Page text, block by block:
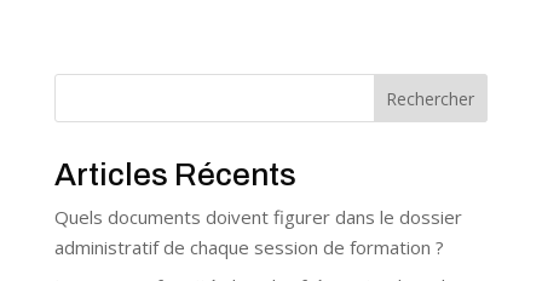
Rechercher
Articles Récents
Quels documents doivent figurer dans le dossier
administratif de chaque session de formation ?